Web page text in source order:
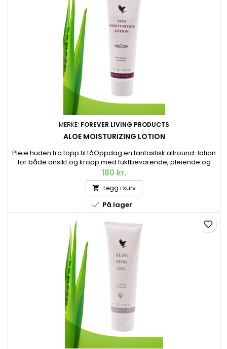
MERKE: FOREVER LIVING PRODUCTS
ALOE MOISTURIZING LOTION
Pleie huden fra topp til tåOppdag en fantastisk allround-lotion
for både ansikt og kropp med fuktbevarende, pleiende og
mykgjørende egenskaper – basert på vår Aloe vera. 118 ml.
180 kr.
 Legg i kurv
 På lager
favorite_border